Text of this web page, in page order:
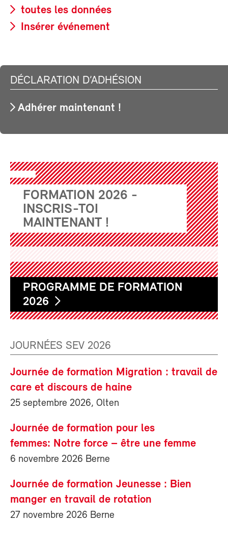
toutes les données
Insérer événement
DÉCLARATION D’ADHÉSION
Adhérer maintenant !
FORMATION 2026 -
INSCRIS-TOI
MAINTENANT !
PROGRAMME DE FORMATION
2026
JOURNÉES SEV 2026
Journée de formation Migration : travail de
care et discours de haine
25 septembre 2026, Olten
Journée de formation pour les
femmes: Notre force – être une femme
6 novembre 2026 Berne
Journée de formation Jeunesse : Bien
manger en travail de rotation
27 novembre 2026 Berne